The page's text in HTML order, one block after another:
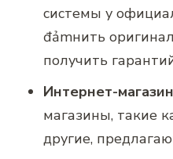
системы у
đảmнить
получить
Интернет-
магазины‚ такие
другие‚